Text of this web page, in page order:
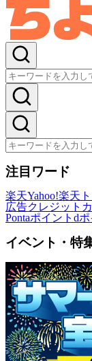
注目ワード
楽天Yahoo!楽天
広告クレジット
Pontaポイント dポ
イベント・特